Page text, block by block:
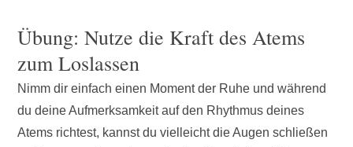
Übung: Nutze die Kraft des Atems
zum Loslassen
Nimm dir einfach einen Moment der Ruhe und während
du deine Aufmerksamkeit auf den Rhythmus deines
Atems richtest, kannst du vielleicht die Augen schließen